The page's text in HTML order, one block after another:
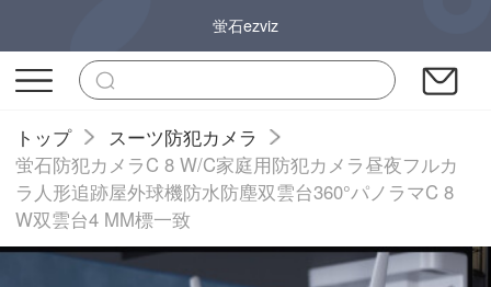
蛍石ezviz
トップ
スーツ防犯カメラ
蛍石防犯カメラC 8 W/C家庭用防犯カメラ昼夜フルカ
ラ人形追跡屋外球機防水防塵双雲台360°パノラマC 8
W双雲台4 MM標一致